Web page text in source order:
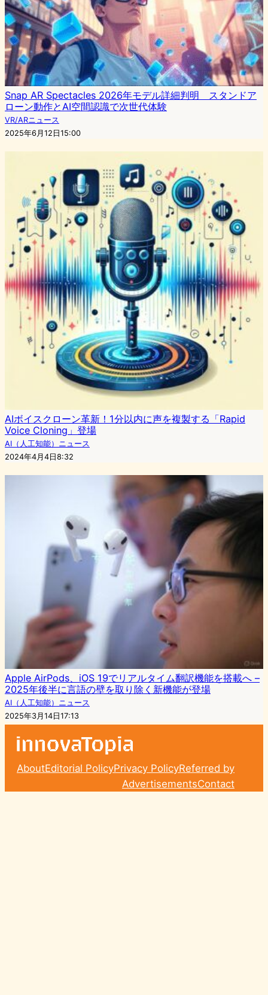
Snap AR Spectacles 2026年モデル詳細判明 スタンドア
ローン動作とAI空間認識で次世代体験
VR/ARニュース
2025年6月12日15:00
AIボイスクローン革新！1分以内に声を複製する「Rapid
Voice Cloning」登場
AI（人工知能）ニュース
2024年4月4日8:32
Apple AirPods、iOS 19でリアルタイム翻訳機能を搭載へ –
2025年後半に言語の壁を取り除く新機能が登場
AI（人工知能）ニュース
2025年3月14日17:13
AboutEditorial PolicyPrivacy PolicyReferred by
AdvertisementsContact